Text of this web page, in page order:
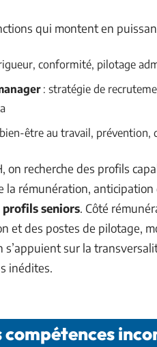
qui montent en
conformité, pilotage
: stratégie de
être au travail, prévention,
on recherche des profils
la rémunération,
profils seniors. Côté
et des postes de pilotage,
s’appuient sur la
inédites.
compétences